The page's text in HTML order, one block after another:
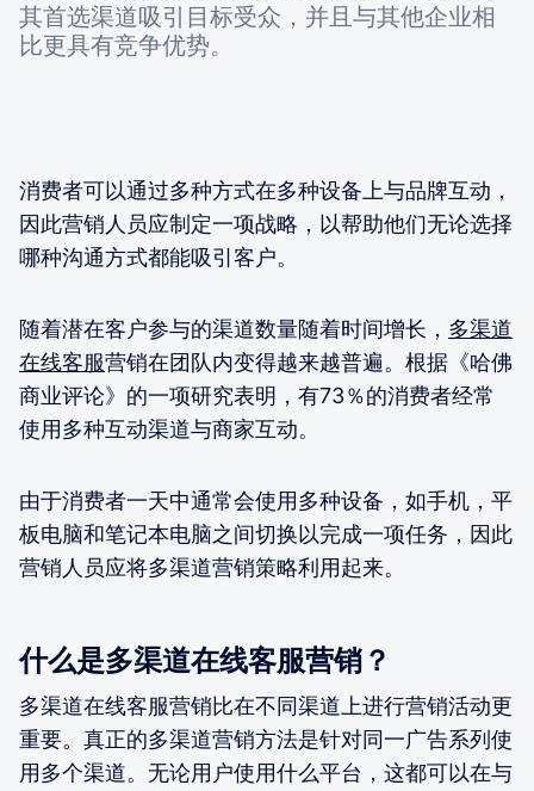
其首选渠道吸引目标受众，并且与其他企业相
比更具有竞争优势。
消费者可以通过多种方式在多种设备上与品牌互动，
因此营销人员应制定一项战略，以帮助他们无论选择
哪种沟通方式都能吸引客户。
随着潜在客户参与的渠道数量随着时间增长， 多渠道
在线客服营销在团队内变得越来越普遍。根据《哈佛
商业评论》的一项研究表明，有73％的消费者经常
使用多种互动渠道与商家互动。
由于消费者一天中通常会使用多种设备，如手机，平
板电脑和笔记本电脑之间切换以完成一项任务，因此
营销人员应将多渠道营销策略利用起来。
什么是多渠道在线客服营销？
多渠道在线客服营销比在不同渠道上进行营销活动更
重要。真正的多渠道营销方法是针对同一广告系列使
用多个渠道。无论用户使用什么平台，这都可以在与